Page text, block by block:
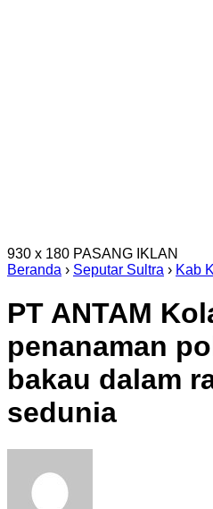
930 x 180 PASANG IKLAN
Beranda › Seputar Sultra › Kab
PT ANTAM
penanaman
bakau dalam
sedunia